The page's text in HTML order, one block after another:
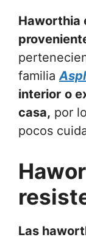
Haworthia
familia
interior o
casa, por
pocos
Las